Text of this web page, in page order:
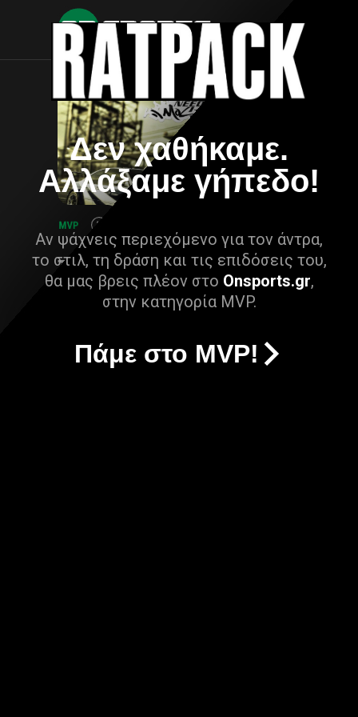
Δεν χαθήκαμε.
Αλλάξαμε γήπεδο!
Αν ψάχνεις περιεχόμενο για τον άντρα,
το στιλ, τη δράση και τις επιδόσεις του,
θα μας βρεις πλέον στο Onsports.gr,
στην κατηγορία MVP.
Πάμε στο MVP!